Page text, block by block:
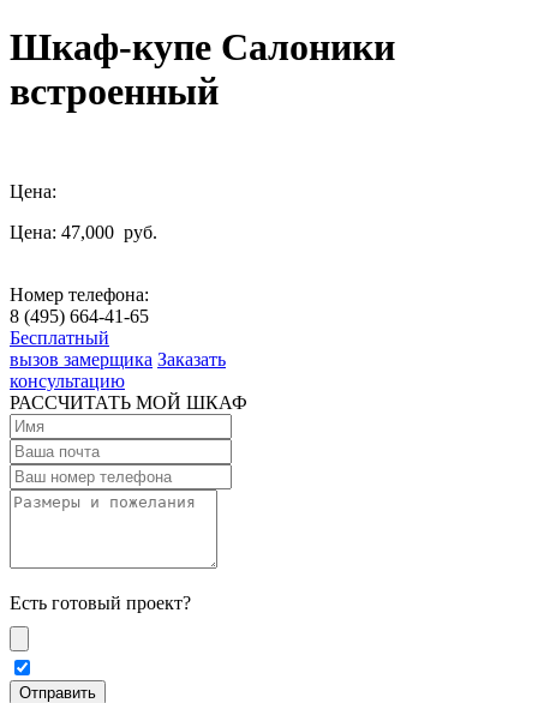
Шкаф-купе Салоники
встроенный
Цена:
Цена: 47,000 руб.
Номер телефона:
8 (495) 664-41-65
Бесплатный
вызов замерщика Заказать
консультацию
РАССЧИТАТЬ МОЙ ШКАФ
Есть готовый проект?